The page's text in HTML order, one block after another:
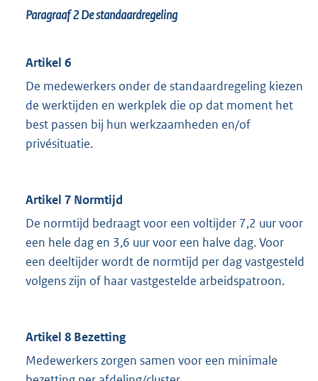
Paragraaf 2De standaardregeling
Artikel 6
De medewerkers onder de standaardregeling kiezen
de werktijden en werkplek die op dat moment het
best passen bij hun werkzaamheden en/of
privésituatie.
Artikel 7 Normtijd
De normtijd bedraagt voor een voltijder 7,2 uur voor
een hele dag en 3,6 uur voor een halve dag. Voor
een deeltijder wordt de normtijd per dag vastgesteld
volgens zijn of haar vastgestelde arbeidspatroon.
Artikel 8 Bezetting
Medewerkers zorgen samen voor een minimale